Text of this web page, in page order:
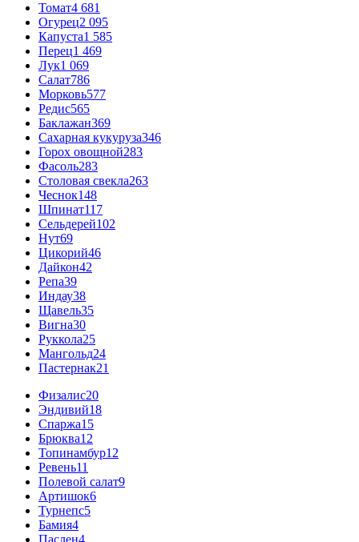
Томат4 681
Огурец2 095
Капуста1 585
Перец1 469
Лук1 069
Салат786
Морковь577
Редис565
Баклажан369
Сахарная кукуруза346
Горох овощной283
Фасоль283
Столовая свекла263
Чеснок148
Шпинат117
Сельдерей102
Нут69
Цикорий46
Дайкон42
Репа39
Индау38
Щавель35
Вигна30
Руккола25
Мангольд24
Пастернак21
Физалис20
Эндивий18
Спаржа15
Брюква12
Топинамбур12
Ревень11
Полевой салат9
Артишок6
Турнепс5
Бамия4